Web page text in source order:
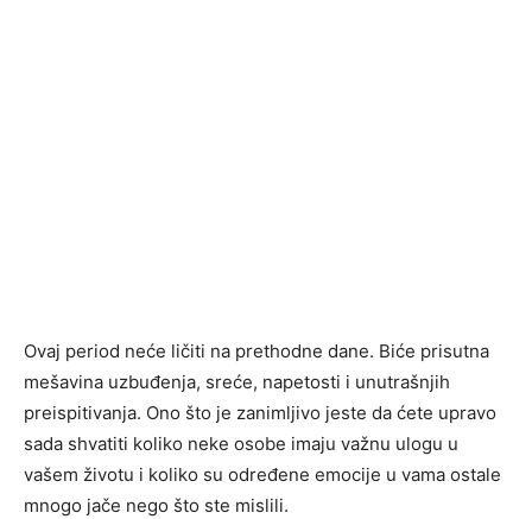
Ovaj period neće ličiti na prethodne dane. Biće prisutna
mešavina uzbuđenja, sreće, napetosti i unutrašnjih
preispitivanja. Ono što je zanimljivo jeste da ćete upravo
sada shvatiti koliko neke osobe imaju važnu ulogu u
vašem životu i koliko su određene emocije u vama ostale
mnogo jače nego što ste mislili.